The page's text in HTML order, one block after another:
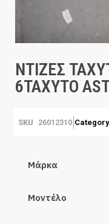
ΝΤΙΖΕΣ
6ΤΑΧΥΤΟ
SKU 26012310 Category
Μάρκα
Μοντέλο